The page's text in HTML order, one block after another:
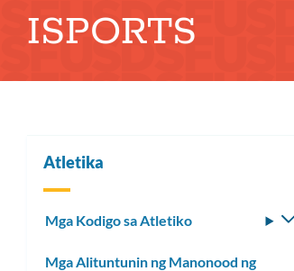
tinapay
ISPORTS
Atletika
Mga Kodigo sa Atletiko
Mga Alituntunin ng Manonood ng